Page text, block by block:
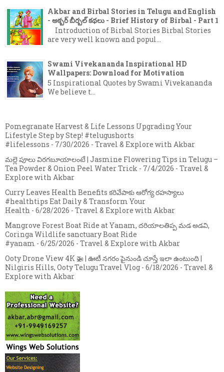
Akbar and Birbal Stories in Telugu and English
- అక్బర్ బీర్బల్ కథలు - Brief History of Birbal - Part 1
Introduction of Birbal Stories Birbal Stories
are very well known and popul...
Swami Vivekananda Inspirational HD
Wallpapers: Download for Motivation
5 Inspirational Quotes by Swami Vivekananda
We believe t...
Pomegranate Harvest & Life Lessons Upgrading Your
Lifestyle Step by Step! #telugushorts
#lifelessons - 7/30/2026 - Travel & Explore with Akbar
మల్లె పూలు విరగబూయాలంటే | Jasmine Flowering Tips in Telugu –
Tea Powder & Onion Peel Water Trick - 7/4/2026 - Travel &
Explore with Akbar
Curry Leaves Health Benefits కరివేపాకు ఆరోగ్య రహస్యాలు
#healthtips Eat Daily & Transform Your
Health - 6/28/2026 - Travel & Explore with Akbar
Mangrove Forest Boat Ride at Yanam, దరియాలతిప్ప మడ అడవి,
Coringa Wildlife sanctuary Boat Ride
#yanam - 6/25/2026 - Travel & Explore with Akbar
Ooty Drone View 4K 🚁 | ఊటీ నగరం పైనుండి చూస్తే ఇలా ఉంటుంది |
Nilgiris Hills, Ooty Telugu Travel Vlog - 6/18/2026 - Travel &
Explore with Akbar